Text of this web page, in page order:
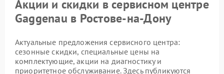
Акции и скидки в сервисном центре
Gaggenau в Ростове-на-Дону
Актуальные предложения сервисного центра:
сезонные скидки, специальные цены на
комплектующие, акции на диагностику и
приоритетное обслуживание. Здесь публикуются